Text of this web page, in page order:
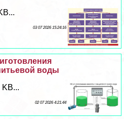
03 07 2026 15:24:16
воды
02 07 2026 4:21:44